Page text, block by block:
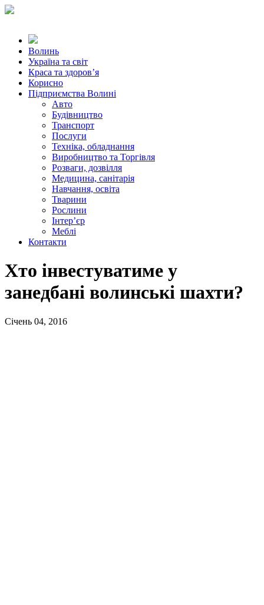
Волинь
Україна та світ
Краса та здоров’я
Корисно
Підприємства Волині
Авто
Будівництво
Транспорт
Послуги
Техніка, обладнання
Виробництво та Торгівля
Розваги, дозвілля
Медицина, санітарія
Навчання, освіта
Тварини
Рослини
Інтер’єр
Меблі
Контакти
Хто інвестуватиме у
занедбані волинські шахти?
Січень 04, 2016